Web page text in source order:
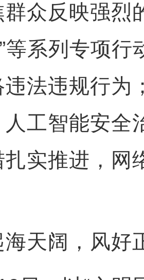
反映强烈
等系列专项
法违规行为
工智能安全
扎实推进，网
阔，风好